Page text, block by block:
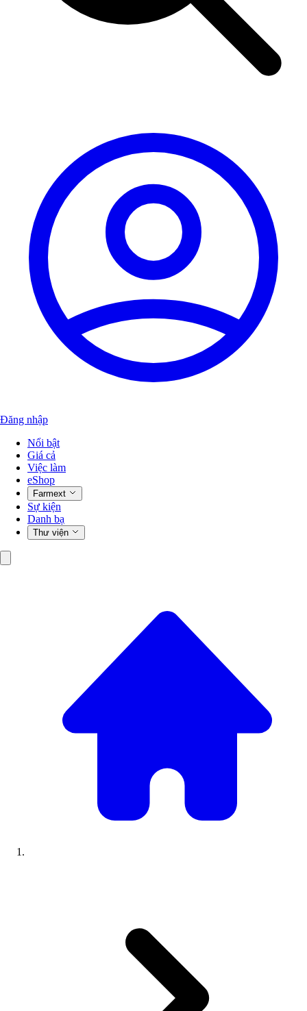
Đăng nhập
Nổi bật
Giá cả
Việc làm
eShop
Farmext
Sự kiện
Danh bạ
Thư viện